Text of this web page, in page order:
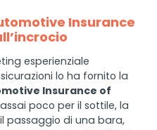
Insurance
esperienziale
lo ha fornito la
Insurance of
poco per il sottile, la
passaggio di una bara,